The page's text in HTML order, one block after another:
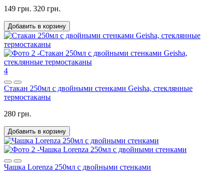
149 грн. 320 грн.
Добавить в корзину
4
Стакан 250мл с двойными стенками Geisha, стеклянные
термостаканы
280 грн.
Добавить в корзину
Чашка Lorenza 250мл с двойными стенками